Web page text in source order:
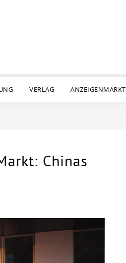
VERLAG ANZEIGENMARKT
Chinas